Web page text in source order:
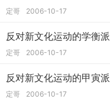
定哥 2006-10-17
反对新文化运动的学衡派
定哥 2006-10-17
反对新文化运动的甲寅派
定哥 2006-10-17